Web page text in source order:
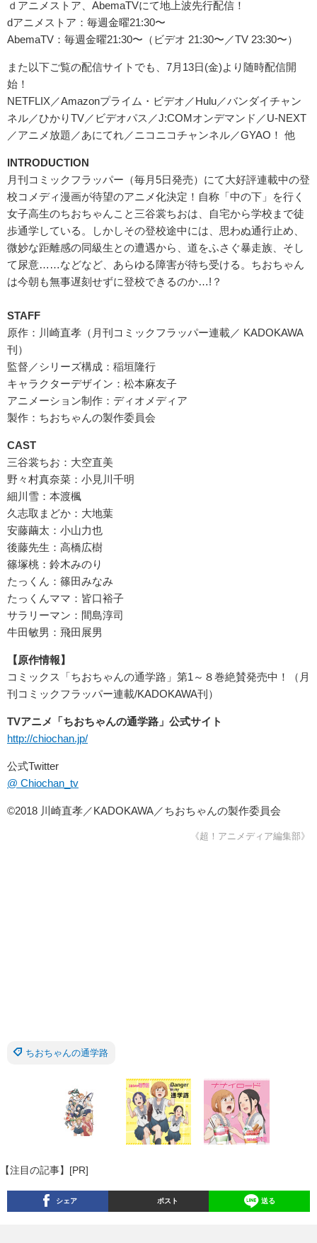
ｄアニメストア、AbemaTVにて地上波先行配信！
dアニメストア：毎週金曜21:30〜
AbemaTV：毎週金曜21:30〜（ビデオ 21:30〜／TV 23:30〜）
また以下ご覧の配信サイトでも、7月13日(金)より随時配信開
始！
NETFLIX／Amazonプライム・ビデオ／Hulu／バンダイチャン
ネル／ひかりTV／ビデオパス／J:COMオンデマンド／U-NEXT
／アニメ放題／あにてれ／ニコニコチャンネル／GYAO！ 他
INTRODUCTION
月刊コミックフラッパー（毎月5日発売）にて大好評連載中の登
校コメディ漫画が待望のアニメ化決定！自称「中の下」を行く
女子高生のちおちゃんこと三谷裳ちおは、自宅から学校まで徒
歩通学している。しかしその登校途中には、思わぬ通行止め、
微妙な距離感の同級生との遭遇から、道をふさぐ暴走族、そし
て尿意……などなど、あらゆる障害が待ち受ける。ちおちゃん
は今朝も無事遅刻せずに登校できるのか…!？
STAFF
原作：川崎直孝（月刊コミックフラッパー連載／ KADOKAWA
刊）
監督／シリーズ構成：稲垣隆行
キャラクターデザイン：松本麻友子
アニメーション制作：ディオメディア
製作：ちおちゃんの製作委員会
CAST
三谷裳ちお：大空直美
野々村真奈菜：小見川千明
細川雪：本渡楓
久志取まどか：大地葉
安藤繭太：小山力也
後藤先生：高橋広樹
篠塚桃：鈴木みのり
たっくん：篠田みなみ
たっくんママ：皆口裕子
サラリーマン：間島淳司
牛田敏男：飛田展男
【原作情報】
コミックス「ちおちゃんの通学路」第1～８巻絶賛発売中！（月
刊コミックフラッパー連載/KADOKAWA刊）
TVアニメ「ちおちゃんの通学路」公式サイト
http://chiochan.jp/
公式Twitter
@ Chiochan_tv
©2018 川崎直孝／KADOKAWA／ちおちゃんの製作委員会
《超！アニメディア編集部》
ちおちゃんの通学路
【注目の記事】[PR]
シェア ポスト 送る